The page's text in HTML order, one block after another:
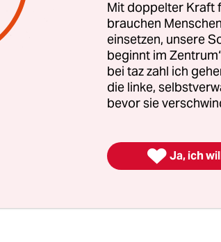
ist die russische Koseform
verlorenen Grand-Slam-Finals
den diesjährigen French Open
der ihm in seiner Karriere
titelte das ZDF, „Jetzt muss er
in Paris am Ziel seiner
Mit doppelter Kraft
brauchen
einsetzen, unsere
beginnt im
bei taz zahl ich
die linke,
bevor sie
 Ja, ich